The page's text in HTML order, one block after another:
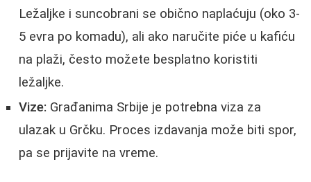
Ležaljke i suncobrani se obično naplaćuju (oko 3-
5 evra po komadu), ali ako naručite piće u kafiću
na plaži, često možete besplatno koristiti
ležaljke.
Vize: Građanima Srbije je potrebna viza za
ulazak u Grčku. Proces izdavanja može biti spor,
pa se prijavite na vreme.